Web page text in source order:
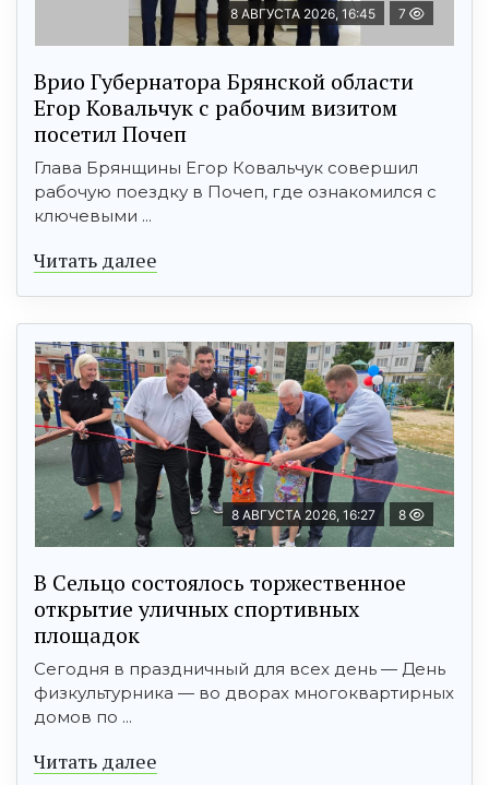
8 АВГУСТА 2026, 16:45 7
Врио Губернатора Брянской области
Егор Ковальчук с рабочим визитом
посетил Почеп
Глава Брянщины Егор Ковальчук совершил
рабочую поездку в Почеп, где ознакомился с
ключевыми ...
Читать далее
8 АВГУСТА 2026, 16:27 8
В Сельцо состоялось торжественное
открытие уличных спортивных
площадок
Сегодня в праздничный для всех день — День
физкультурника — во дворах многоквартирных
домов по ...
Читать далее